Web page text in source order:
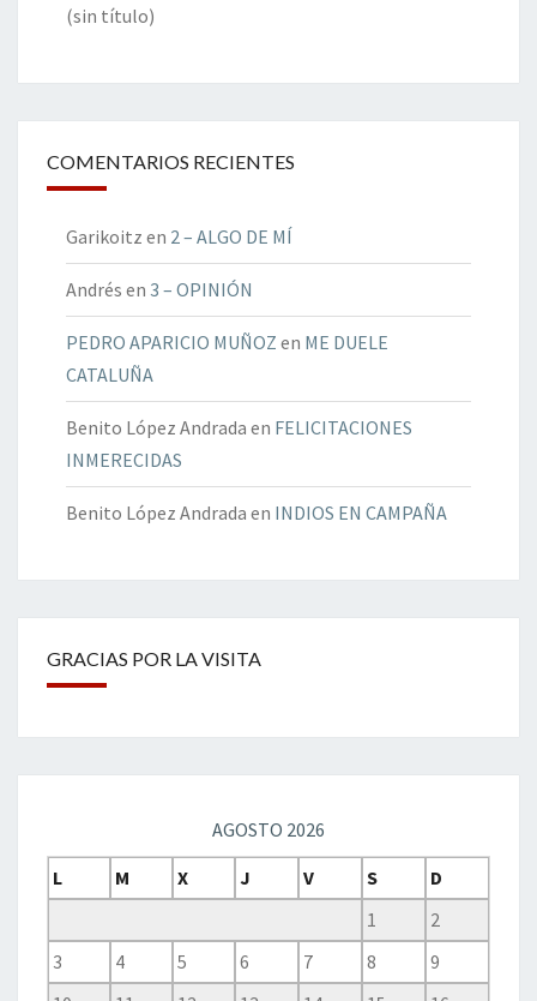
(sin título)
COMENTARIOS RECIENTES
Garikoitz en 2 – ALGO DE MÍ
Andrés en 3 – OPINIÓN
PEDRO APARICIO MUÑOZ en ME DUELE
CATALUÑA
Benito López Andrada en FELICITACIONES
INMERECIDAS
Benito López Andrada en INDIOS EN CAMPAÑA
GRACIAS POR LA VISITA
AGOSTO 2026
L
M X J V S
D
1
2
3
4 5 6 7 8
9